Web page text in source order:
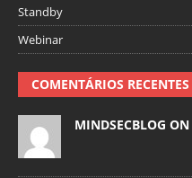
Standby
Webinar
COMENTÁRIOS RECENTES
MINDSECBLOG ON